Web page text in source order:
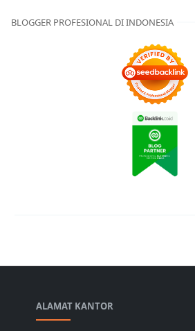
BLOGGER PROFESIONAL DI INDONESIA
ALAMAT KANTOR